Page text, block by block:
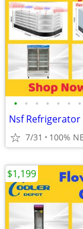
• • • • • • •
7/31 100%
$1,199